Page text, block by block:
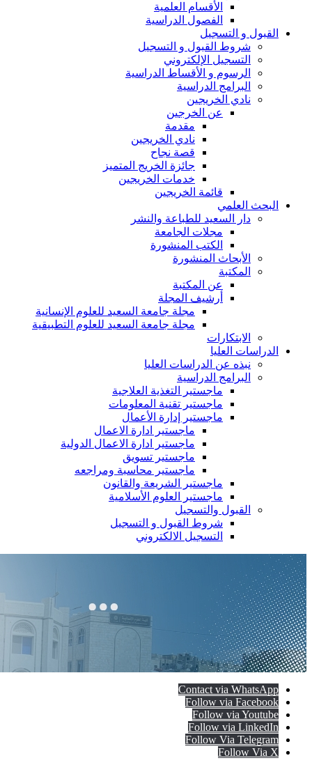
الأقسام العلمية
الفصول الدراسية
القبول و التسجيل
شروط القبول و التسجيل
التسجيل الإلكتروني
الرسوم و الأقساط الدراسية
البرامج الدراسية
نادي الخريجين
عن الخرجين
مقدمة
نادي الخريجين
قصة نجاح
جائزة الخريج المتميز
خدمات الخريجين
قائمة الخريجين
البحث العلمي
دار السعيد للطباعة والنشر
مجلات الجامعة
الكتب المنشورة
الأبحاث المنشورة
المكتبة
عن المكتبة
أرشيف المجلة
مجلة جامعة السعيد للعلوم الإنسانية
مجلة جامعة السعيد للعلوم التطبيقية
الابتكارات
الدراسات العليا
نبذه عن الدراسات العليا
البرامج الدراسية
ماجستير التغذية العلاجية
ماجستير تقنية المعلومات
ماجستير إدارة الأعمال
ماجستير ادارة الاعمال
ماجستير ادارة الاعمال الدولية
ماجستير تسويق
ماجستير محاسبة ومراجعه
ماجستير الشريعة والقانون
ماجستير العلوم الأسلامية
القبول والتسجيل
شروط القبول و التسجيل
التسجيل الالكتروني
Contact via WhatsApp
Follow via Facebook
Follow via Youtube
Follow via LinkedIn
Follow Via Telegram
Follow Via X